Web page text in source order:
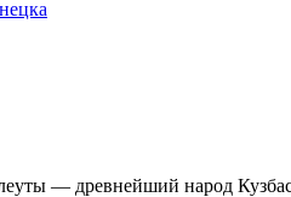
— древнейший народ